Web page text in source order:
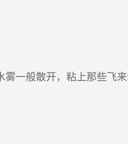
一般散开，粘上那些飞来